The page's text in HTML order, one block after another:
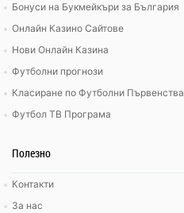
Бонуси на Букмейкъри за България
Онлайн Казино Сайтове
Нови Онлайн Казина
Футболни прогнози
Класиране по Футболни Първенства
Футбол ТВ Програма
Полезно
Контакти
За нас